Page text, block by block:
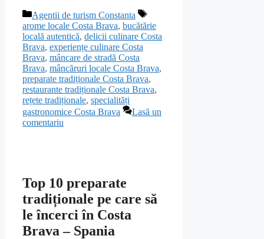
Categorii
Agentii de turism Constanta
Etichete
arome locale Costa Brava, bucătărie
locală autentică, delicii culinare Costa
Brava, experiențe culinare Costa
Brava, mâncare de stradă Costa
Brava, mâncăruri locale Costa Brava,
preparate tradiționale Costa Brava,
restaurante tradiționale Costa Brava,
rețete tradiționale, specialități
gastronomice Costa Brava
Lasă un
comentariu
Top 10 preparate
tradiționale pe care să
le încerci în Costa
Brava – Spania